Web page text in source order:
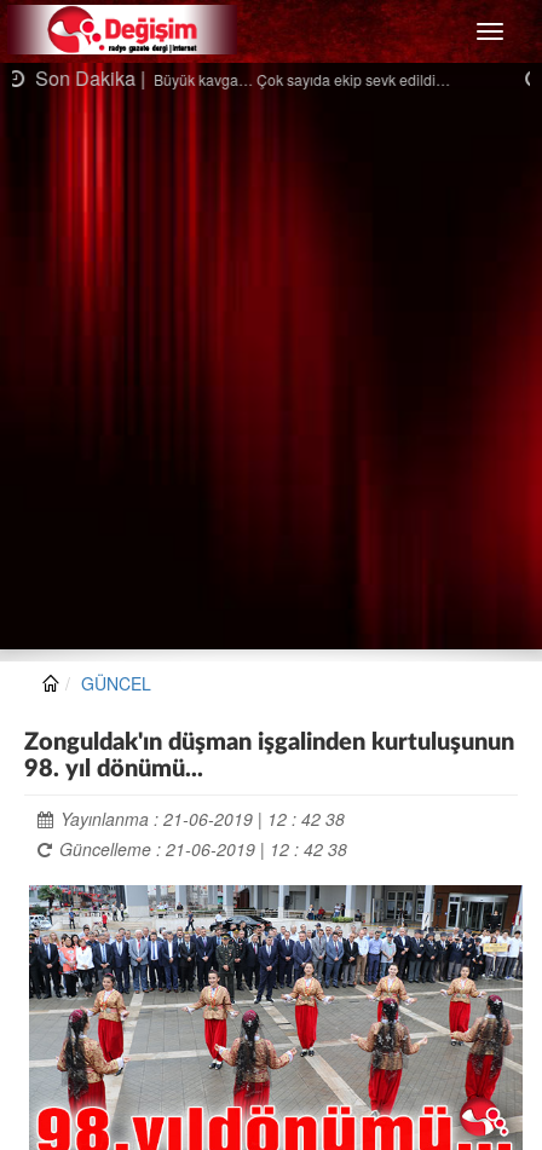
Menü
Son Dakika |Ağaçtan düştü…
GÜNCEL
Zonguldak'ın düşman işgalinden kurtuluşunun
98. yıl dönümü...
Yayınlanma : 21-06-2019 | 12 : 42 38
Güncelleme : 21-06-2019 | 12 : 42 38